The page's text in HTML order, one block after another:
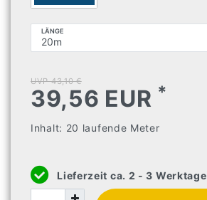
LÄNGE
UVP 43,10 €
39,56 EUR *
Inhalt: 20 laufende Meter
Lieferzeit ca. 2 - 3 Werktage